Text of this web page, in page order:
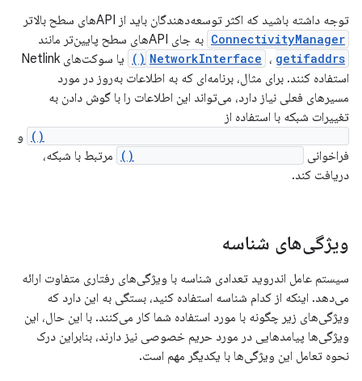
توجه داشته باشید که اکثر توسعه‌دهندگان باید از APIهای سطح بالاتر
ConnectivityManager به جای APIهای سطح پایین‌تر مانند
NetworkInterface ، getifaddrs()
یا سوکت‌های Netlink
استفاده کنند. برای مثال، برنامه‌ای که به اطلاعات به‌روز در مورد
مسیرهای فعلی نیاز دارد، می‌تواند این اطلاعات را با گوش دادن به
تغییرات شبکه با استفاده از
و
فراخوانی
مرتبط با شبکه،
دریافت کند.
ویژگی‌های شناسه
سیستم عامل اندروید تعدادی شناسه با ویژگی‌های رفتاری متفاوت ارائه
می‌دهد. اینکه از کدام شناسه استفاده کنید، بستگی به این دارد که
ویژگی‌های زیر چگونه با مورد استفاده شما کار می‌کنند. با این حال، این
ویژگی‌ها پیامدهایی در مورد حریم خصوصی نیز دارند، بنابراین درک
نحوه تعامل این ویژگی‌ها با یکدیگر مهم است.